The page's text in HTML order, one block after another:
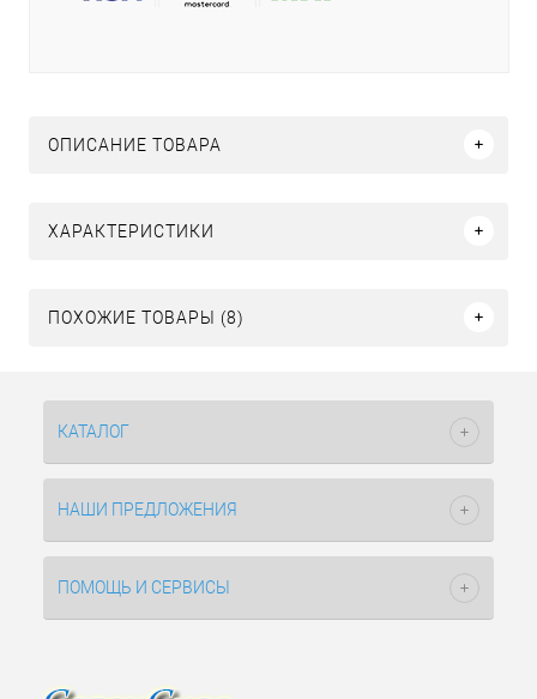
ОПИСАНИЕ ТОВАРА
ХАРАКТЕРИСТИКИ
ПОХОЖИЕ ТОВАРЫ (8)
КАТАЛОГ
НАШИ ПРЕДЛОЖЕНИЯ
ПОМОЩЬ И СЕРВИСЫ